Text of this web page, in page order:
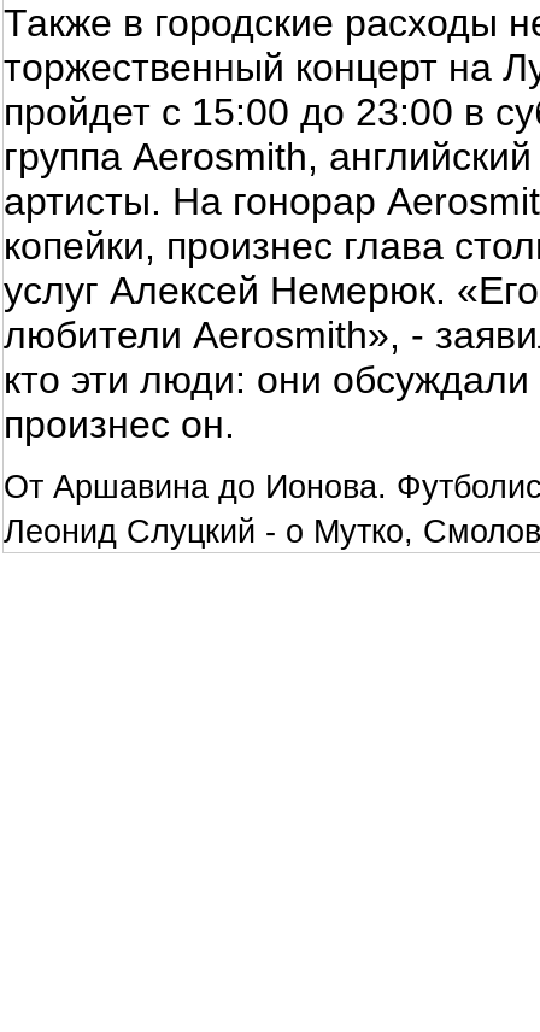
Также в городские расходы
торжественный концерт на
пройдет с 15:00 до 23:00 в
группа Aerosmith,
артисты. На гонорар
копейки, произнес глава
услуг Алексей Немерюк.
любители Aerosmith», -
кто эти люди: они
произнес он.
От Аршавина до Ионова.
Леонид Слуцкий - о Мутко,